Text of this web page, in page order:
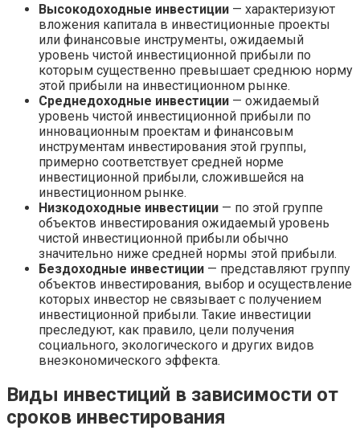
Высокодоходные инвестиции — характеризуют
вложения капитала в инвестиционные проекты
или финансовые инструменты, ожидаемый
уровень чистой инвестиционной прибыли по
которым существенно превышает среднюю норму
этой прибыли на инвестиционном рынке.
Среднедоходные инвестиции — ожидаемый
уровень чистой инвестиционной прибыли по
инновационным проектам и финансовым
инструментам инвестирования этой группы,
примерно соответствует средней норме
инвестиционной прибыли, сложившейся на
инвестиционном рынке.
Низкодоходные инвестиции — по этой группе
объектов инвестирования ожидаемый уровень
чистой инвестиционной прибыли обычно
значительно ниже средней нормы этой прибыли.
Бездоходные инвестиции — представляют группу
объектов инвестирования, выбор и осуществление
которых инвестор не связывает с получением
инвестиционной прибыли. Такие инвестиции
преследуют, как правило, цели получения
социального, экологического и других видов
внеэкономического эффекта.
Виды инвестиций в зависимости от
сроков инвестирования